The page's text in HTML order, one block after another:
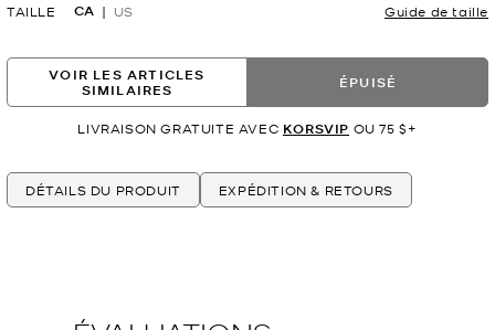
TAILLE CA US Guide de taille
VOIR LES ARTICLES
SIMILAIRES
ÉPUISÉ
LIVRAISON GRATUITE AVEC KORSVIP OU 75 $+
DÉTAILS DU PRODUIT EXPÉDITION & RETOURS